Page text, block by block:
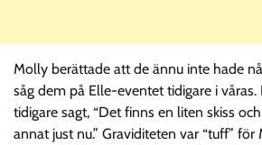
Molly berättade att de ännu inte hade
såg dem på Elle-eventet tidigare i
tidigare sagt, “Det finns en liten skiss
annat just nu.” Graviditeten var “tuff”